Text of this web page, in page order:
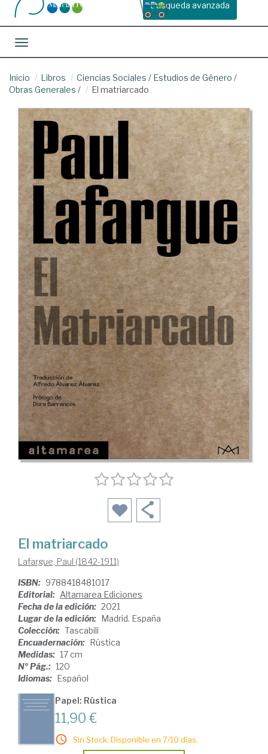
Busqueda avanzada
Toggle navigation
Inicio Libros Ciencias Sociales / Estudios de Género /
Obras Generales / El matriarcado
El matriarcado
Lafargue, Paul (1842-1911)
ISBN: 9788418481017
Editorial: Altamarea Ediciones
Fecha de la edición: 2021
Lugar de la edición: Madrid. España
Colección: Tascabili
Encuadernación: Rústica
Medidas: 17 cm
Nº Pág.: 120
Idiomas: Español
Papel: Rústica
11,90 €
Sin Stock. Disponible en 7/10 días.